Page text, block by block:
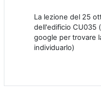
La lezione del 25
dell'edificio CU035
google per trovare
individuarlo)